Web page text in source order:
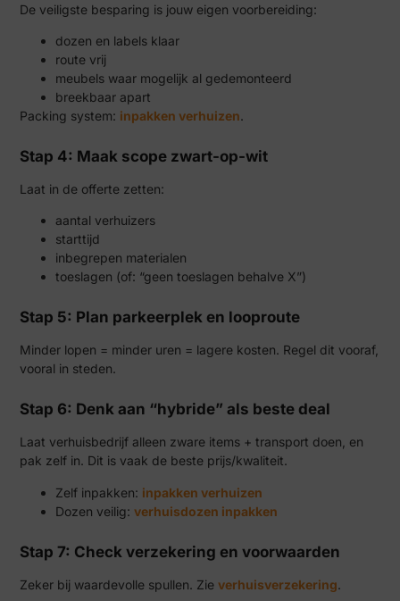
De veiligste besparing is jouw eigen voorbereiding:
dozen en labels klaar
route vrij
meubels waar mogelijk al gedemonteerd
breekbaar apart
Packing system: inpakken verhuizen.
Stap 4: Maak scope zwart-op-wit
Laat in de offerte zetten:
aantal verhuizers
starttijd
inbegrepen materialen
toeslagen (of: “geen toeslagen behalve X”)
Stap 5: Plan parkeerplek en looproute
Minder lopen = minder uren = lagere kosten. Regel dit vooraf,
vooral in steden.
Stap 6: Denk aan “hybride” als beste deal
Laat verhuisbedrijf alleen zware items + transport doen, en
pak zelf in. Dit is vaak de beste prijs/kwaliteit.
Zelf inpakken: inpakken verhuizen
Dozen veilig:verhuisdozen inpakken
Stap 7: Check verzekering en voorwaarden
Zeker bij waardevolle spullen. Zieverhuisverzekering.